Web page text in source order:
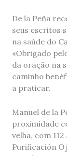
De la Peña
seus escritos
na saúde do
«Obrigado
da oração na
caminho
a praticar.
Manuel de la
proximidade
velha, com
Purificación